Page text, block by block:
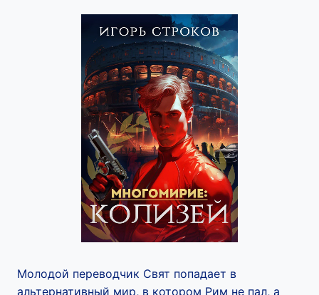
Молодой переводчик Свят попадает в
альтернативный мир, в котором Рим не пал, а